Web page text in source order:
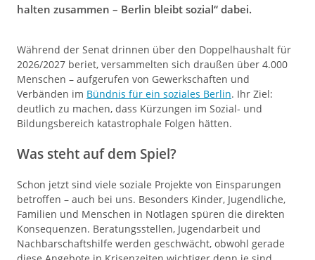
halten zusammen – Berlin bleibt sozial“ dabei.
Während der Senat drinnen über den Doppelhaushalt für
2026/2027 beriet, versammelten sich draußen über 4.000
Menschen – aufgerufen von Gewerkschaften und
Verbänden im Bündnis für ein soziales Berlin. Ihr Ziel:
deutlich zu machen, dass Kürzungen im Sozial- und
Bildungsbereich katastrophale Folgen hätten.
Was steht auf dem Spiel?
Schon jetzt sind viele soziale Projekte von Einsparungen
betroffen – auch bei uns. Besonders Kinder, Jugendliche,
Familien und Menschen in Notlagen spüren die direkten
Konsequenzen. Beratungsstellen, Jugendarbeit und
Nachbarschaftshilfe werden geschwächt, obwohl gerade